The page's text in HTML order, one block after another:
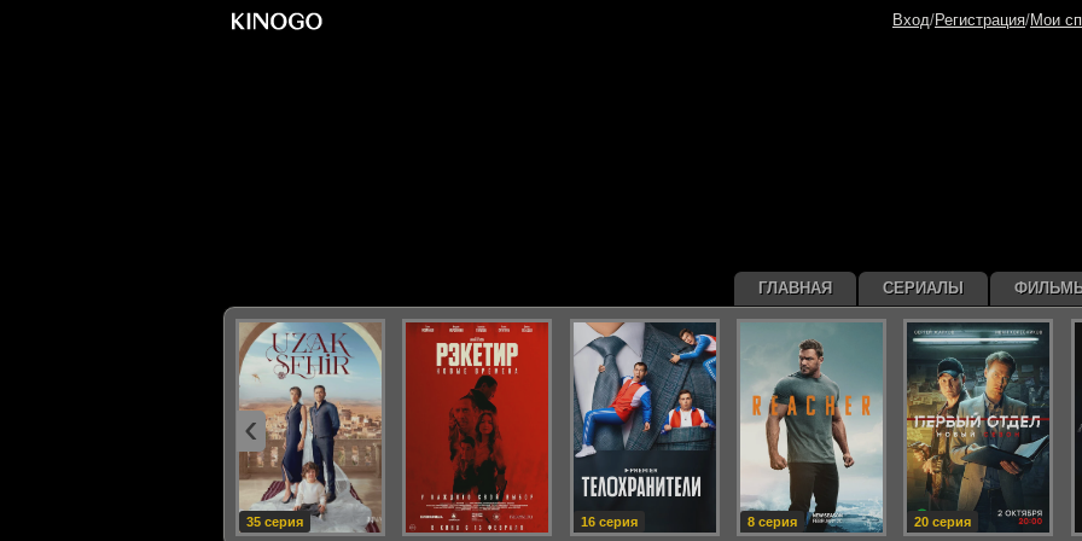
ГЛАВНАЯ СЕРИАЛЫ
35 серия 16 серия 8 серия 20 серия
‹
Вход/Регистрация/Мои